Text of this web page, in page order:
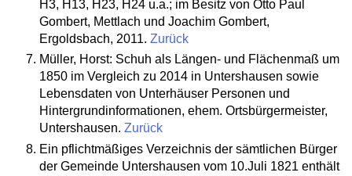
H3, H13, H23, H24 u.a.; im Besitz von Otto Paul
Gombert, Mettlach und Joachim Gombert,
Ergoldsbach, 2011. Zurück
Müller, Horst: Schuh als Längen- und Flächenmaß um
1850 im Vergleich zu 2014 in Untershausen sowie
Lebensdaten von Unterhäuser Personen und
Hintergrundinformationen, ehem. Ortsbürgermeister,
Untershausen. Zurück
Ein pflichtmäßiges Verzeichnis der sämtlichen Bürger
der Gemeinde Untershausen vom 10.Juli 1821 enthält